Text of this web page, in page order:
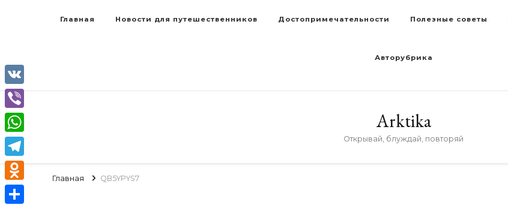
Главная Новости для путешественников Достопримечательности Полезные советы
Авторубрика
Arktika
Открывай, блуждай, повторяй
Главная QB5YPYS7
VK
Viber
WhatsApp
Telegram
Odnoklassniki